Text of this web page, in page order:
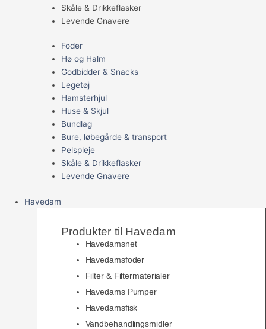
Skåle & Drikkeflasker
Levende Gnavere
Foder
Hø og Halm
Godbidder & Snacks
Legetøj
Hamsterhjul
Huse & Skjul
Bundlag
Bure, løbegårde & transport
Pelspleje
Skåle & Drikkeflasker
Levende Gnavere
Havedam
Produkter til Havedam
Havedamsnet
Havedamsfoder
Filter & Filtermaterialer
Havedams Pumper
Havedamsfisk
Vandbehandlingsmidler